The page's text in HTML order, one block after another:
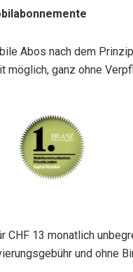
Abos nach dem
möglich, ganz ohne
CHF 13 monatlich
und ohne